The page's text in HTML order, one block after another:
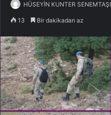
HÜSEYİN KUNTER SENEMTAŞI
13 Bir dakikadan az